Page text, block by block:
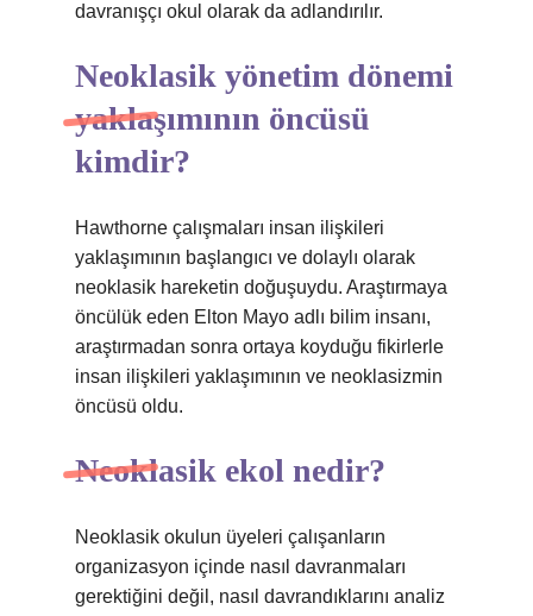
davranışçı okul olarak da adlandırılır.
Neoklasik yönetim dönemi
yaklaşımının öncüsü
kimdir?
Hawthorne çalışmaları insan ilişkileri
yaklaşımının başlangıcı ve dolaylı olarak
neoklasik hareketin doğuşuydu. Araştırmaya
öncülük eden Elton Mayo adlı bilim insanı,
araştırmadan sonra ortaya koyduğu fikirlerle
insan ilişkileri yaklaşımının ve neoklasizmin
öncüsü oldu.
Neoklasik ekol nedir?
Neoklasik okulun üyeleri çalışanların
organizasyon içinde nasıl davranmaları
gerektiğini değil, nasıl davrandıklarını analiz